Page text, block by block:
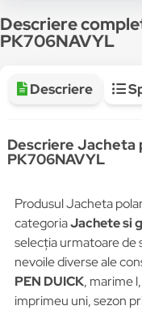
Descriere
PK706NAVYL
Descriere
Descriere Jacheta
PK706NAVYL
Produsul Jacheta
categoriaJachete si
selecția urmatoare de
nevoile diverse ale
PEN DUICK, marime
imprimeu uni, sezon